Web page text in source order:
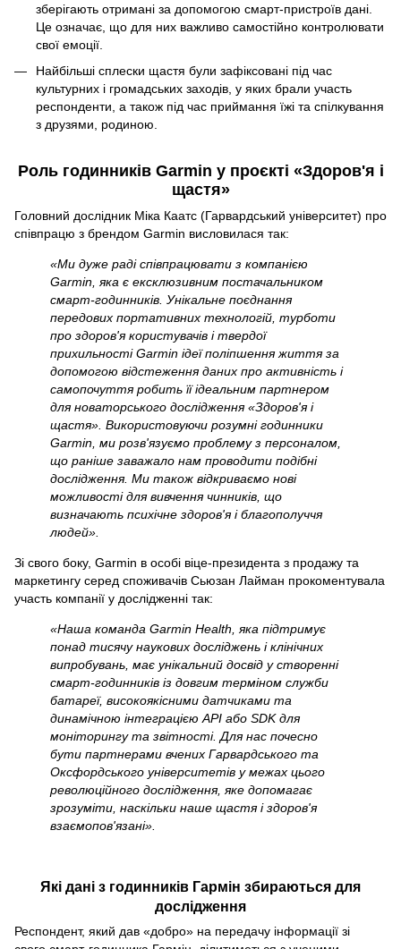
зберігають отримані за допомогою смарт-пристроїв дані.
Це означає, що для них важливо самостійно контролювати
свої емоції.
Найбільші сплески щастя були зафіксовані під час
культурних і громадських заходів, у яких брали участь
респонденти, а також під час приймання їжі та спілкування
з друзями, родиною.
Роль годинників Garmin у проєкті «Здоров'я і
щастя»
Головний дослідник Міка Каатс (Гарвардський університет) про
співпрацю з брендом Garmin висловилася так:
«Ми дуже раді співпрацювати з компанією
Garmin, яка є ексклюзивним постачальником
смарт-годинників. Унікальне поєднання
передових портативних технологій, турботи
про здоров'я користувачів і твердої
прихильності Garmin ідеї поліпшення життя за
допомогою відстеження даних про активність і
самопочуття робить її ідеальним партнером
для новаторського дослідження «Здоров'я і
щастя». Використовуючи розумні годинники
Garmin, ми розв'язуємо проблему з персоналом,
що раніше заважало нам проводити подібні
дослідження. Ми також відкриваємо нові
можливості для вивчення чинників, що
визначають психічне здоров'я і благополуччя
людей».
Зі свого боку, Garmin в особі віце-президента з продажу та
маркетингу серед споживачів Сьюзан Лайман прокоментувала
участь компанії у дослідженні так:
«Наша команда Garmin Health, яка підтримує
понад тисячу наукових досліджень і клінічних
випробувань, має унікальний досвід у створенні
смарт-годинників із довгим терміном служби
батареї, високоякісними датчиками та
динамічною інтеграцією API або SDK для
моніторингу та звітності. Для нас почесно
бути партнерами вчених Гарвардського та
Оксфордського університетів у межах цього
революційного дослідження, яке допомагає
зрозуміти, наскільки наше щастя і здоров'я
взаємопов'язані».
Які дані з годинників Гармін збираються для
дослідження
Респондент, який дав «добро» на передачу інформації зі